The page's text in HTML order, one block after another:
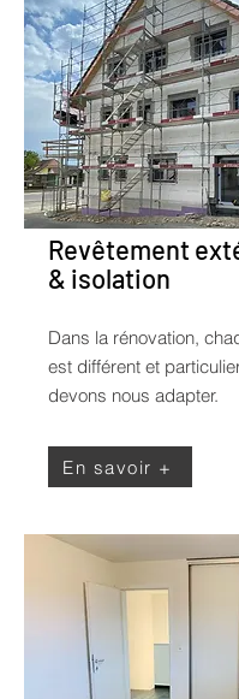
Revêtement
& isolation
Dans la rénovation,
est différent et
devons nous adapter.
En savoir +